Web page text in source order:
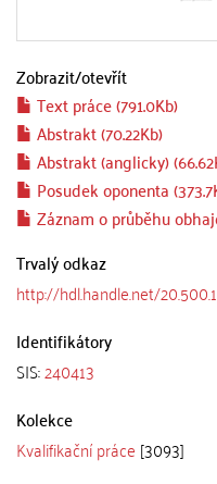
Zobrazit/otevřít
Text práce (791.0Kb)
Abstrakt (70.22Kb)
Abstrakt (anglicky)
Posudek oponenta
Záznam o průběhu
Trvalý odkaz
http://hdl.handle.net/
Identifikátory
SIS:240413
Kolekce
Kvalifikační práce [3093]